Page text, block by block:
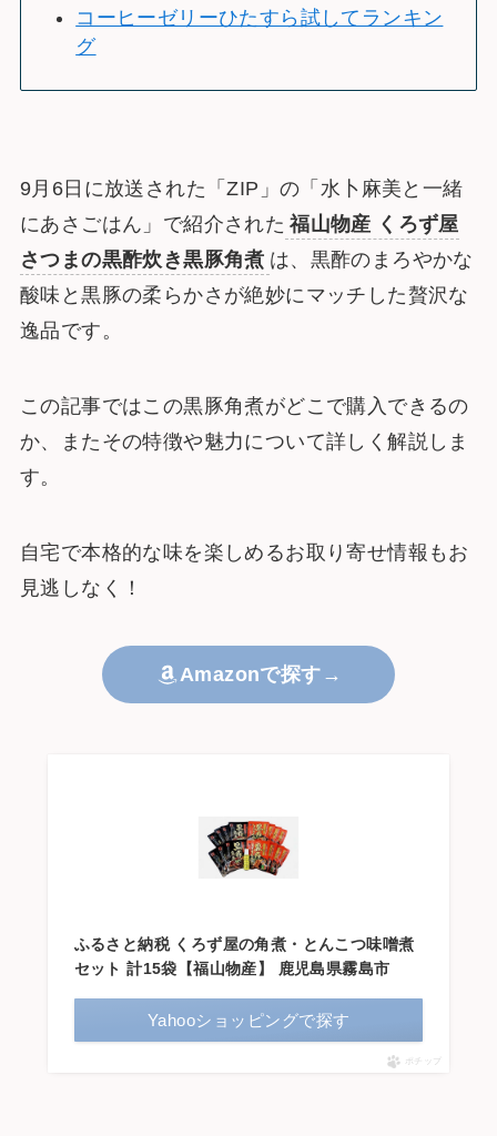
コーヒーゼリーひたすら試してランキン
グ
9月6日に放送された「ZIP」の「水卜麻美と一緒
にあさごはん」で紹介された 福山物産 くろず屋
さつまの黒酢炊き黒豚角煮 は、黒酢のまろやかな
酸味と黒豚の柔らかさが絶妙にマッチした贅沢な
逸品です。
この記事ではこの黒豚角煮がどこで購入できるの
か、またその特徴や魅力について詳しく解説しま
す。
自宅で本格的な味を楽しめるお取り寄せ情報もお
見逃しなく！
Amazonで探す→
ふるさと納税 くろず屋の角煮・とんこつ味噌煮
セット 計15袋【福山物産】 鹿児島県霧島市
Yahooショッピングで探す
ポチップ